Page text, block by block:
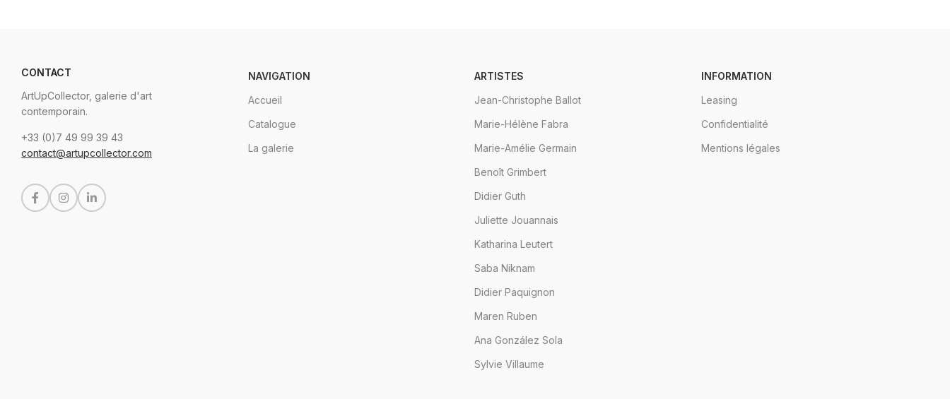
CONTACT
ArtUpCollector, galerie d'art
contemporain.
+33 (0)7 49 99 39 43
contact@artupcollector.com
NAVIGATION
Accueil
Catalogue
La galerie
ARTISTES
Jean-Christophe Ballot
Marie-Hélène Fabra
Marie-Amélie Germain
Benoît Grimbert
Didier Guth
Juliette Jouannais
Katharina Leutert
Saba Niknam
Didier Paquignon
Maren Ruben
Ana González Sola
Sylvie Villaume
INFORMATION
Leasing
Confidentialité
Mentions légales